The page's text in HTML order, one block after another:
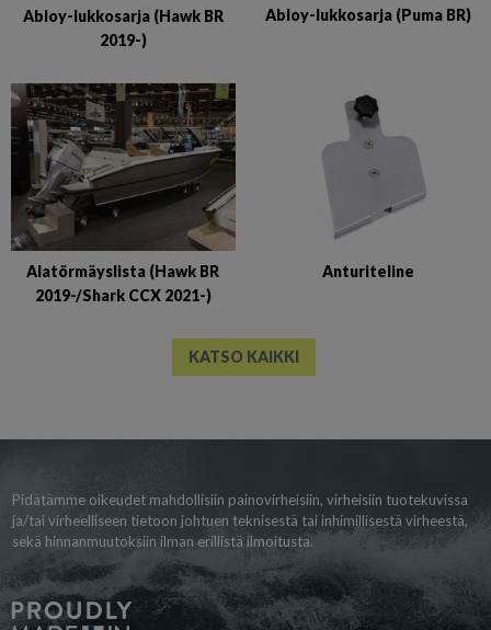
Abloy-lukkosarja (Hawk BR
2019-)
Abloy-lukkosarja (Puma BR)
Alatörmäyslista (Hawk BR
2019-/Shark CCX 2021-)
Anturiteline
KATSO KAIKKI
Pidätämme oikeudet mahdollisiin painovirheisiin, virheisiin tuotekuvissa
ja/tai virheelliseen tietoon johtuen teknisestä tai inhimillisestä virheestä,
sekä hinnanmuutoksiin ilman erillistä ilmoitusta.